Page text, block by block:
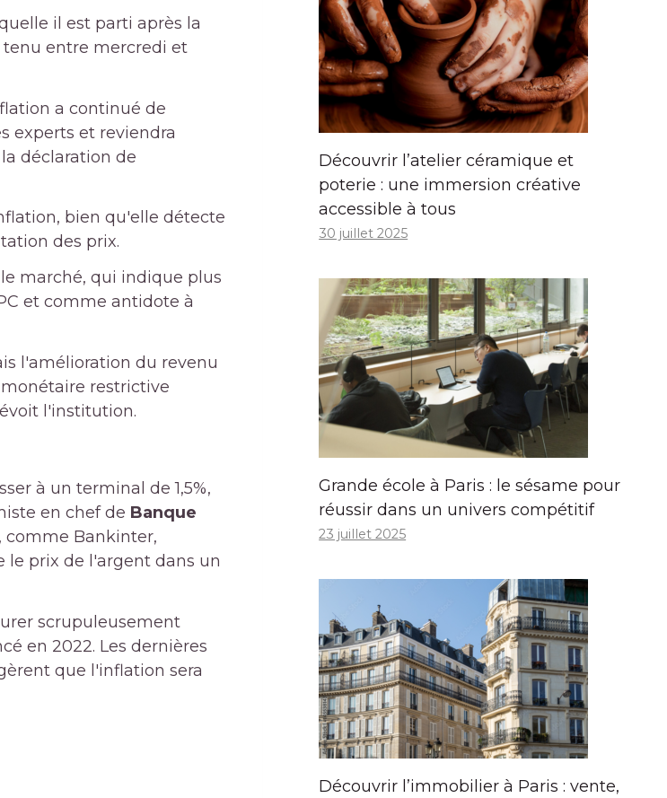
il est parti après la
tenu entre mercredi et
a continué de
experts et reviendra
déclaration de
bien qu'elle détecte
des prix.
marché, qui indique plus
et comme antidote à
l'amélioration du revenu
restrictive
l'institution.
à un terminal de 1,5%,
en chef de Banque
comme Bankinter,
le prix de l'argent dans un
scrupuleusement
en 2022. Les dernières
que l'inflation sera
Découvrir l’atelier céramique et
poterie : une immersion créative
accessible à tous
30 juillet 2025
Grande école à Paris : le sésame pour
réussir dans un univers compétitif
23 juillet 2025
Découvrir l’immobilier à Paris : vente,